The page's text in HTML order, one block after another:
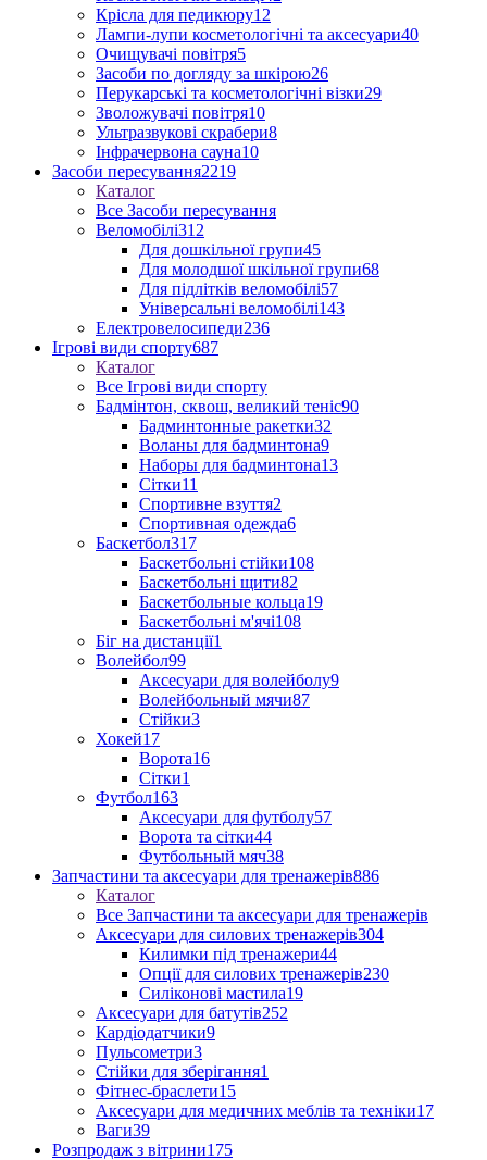
Крісла для педикюру12
Лампи-лупи косметологічні та аксесуари40
Очищувачі повітря5
Засоби по догляду за шкірою26
Перукарські та косметологічні візки29
Зволожувачі повітря10
Ультразвукові скрабери8
Інфрачервона сауна10
Засоби пересування2219
Каталог
Все Засоби пересування
Веломобілі312
Для дошкільної групи45
Для молодшої шкільної групи68
Для підлітків веломобілі57
Універсальні веломобілі143
Електровелосипеди236
Ігрові види спорту687
Каталог
Все Ігрові види спорту
Бадмінтон, сквош, великий теніс90
Бадминтонные ракетки32
Воланы для бадминтона9
Наборы для бадминтона13
Сітки11
Спортивне взуття2
Спортивная одежда6
Баскетбол317
Баскетбольні стійки108
Баскетбольні щити82
Баскетбольные кольца19
Баскетбольні м'ячі108
Біг на дистанції1
Волейбол99
Аксесуари для волейболу9
Волейбольный мячи87
Стійки3
Хокей17
Ворота16
Сітки1
Футбол163
Аксесуари для футболу57
Ворота та сітки44
Футбольный мяч38
Запчастини та аксесуари для тренажерів886
Каталог
Все Запчастини та аксесуари для тренажерів
Аксесуари для силових тренажерів304
Килимки під тренажери44
Опції для силових тренажерів230
Силіконові мастила19
Аксесуари для батутів252
Кардіодатчики9
Пульсометри3
Стійки для зберігання1
Фітнес-браслети15
Аксесуари для медичних меблів та техніки17
Ваги39
Розпродаж з вітрини175